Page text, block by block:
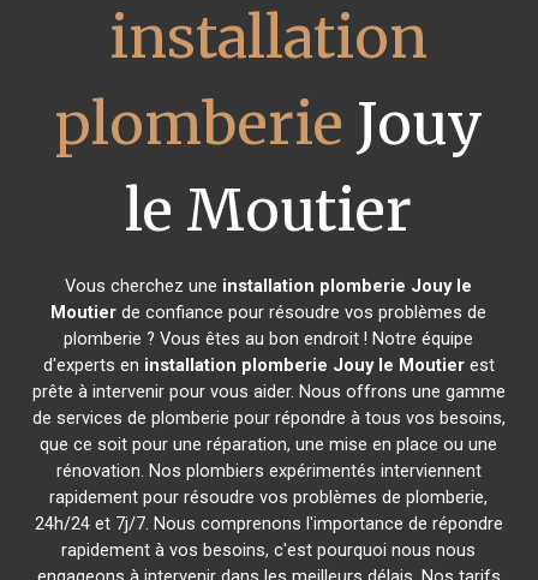
installation
plomberie Jouy
le Moutier
Vous cherchez une installation plomberie Jouy le
Moutier de confiance pour résoudre vos problèmes de
plomberie ? Vous êtes au bon endroit ! Notre équipe
d'experts en installation plomberie Jouy le Moutierest
prête à intervenir pour vous aider. Nous offrons une gamme
de services de plomberie pour répondre à tous vos besoins,
que ce soit pour une réparation, une mise en place ou une
rénovation. Nos plombiers expérimentés interviennent
rapidement pour résoudre vos problèmes de plomberie,
24h/24 et 7j/7. Nous comprenons l'importance de répondre
rapidement à vos besoins, c'est pourquoi nous nous